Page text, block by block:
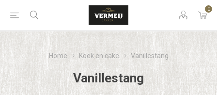
0
Home Koek en cake Vanillestang
Vanillestang